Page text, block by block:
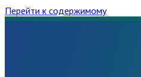
Перейти к содержимому